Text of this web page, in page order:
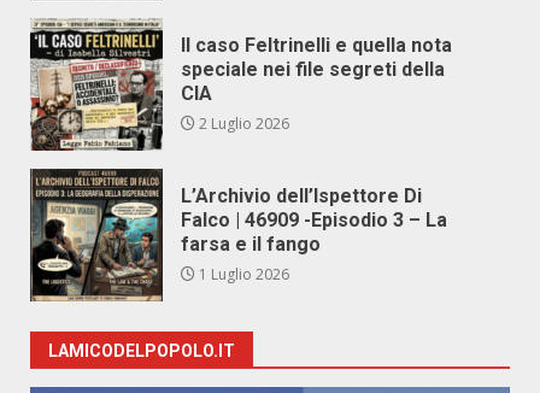
Il caso Feltrinelli e quella nota
speciale nei file segreti della
CIA
2 Luglio 2026
L’Archivio dell’Ispettore Di
Falco | 46909 -Episodio 3 – La
farsa e il fango
1 Luglio 2026
LAMICODELPOPOLO.IT